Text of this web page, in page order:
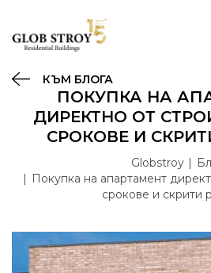
КЪМ БЛОГА
ПОКУПКА НА
ДИРЕКТНО ОТ
СРОКОВЕ И
Globstroy
Покупка на апартамент
срокове и скрити